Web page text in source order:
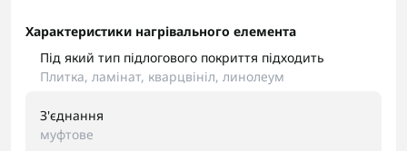
Характеристики нагрівального елемента
Під який тип підлогового покриття підходить
Плитка, ламінат, кварцвініл, линолеум
З'єднання
муфтове